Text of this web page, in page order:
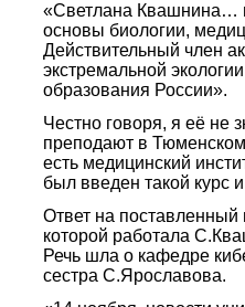
«Светлана Квашнина…
основы биологии,
Действительный член
экстремальной
образования России».
Честно говоря, я её не
преподают в
есть медицинский
был введен такой курс
Ответ на
которой работала
Речь шла о кафедре
сестра С.Ярославова.